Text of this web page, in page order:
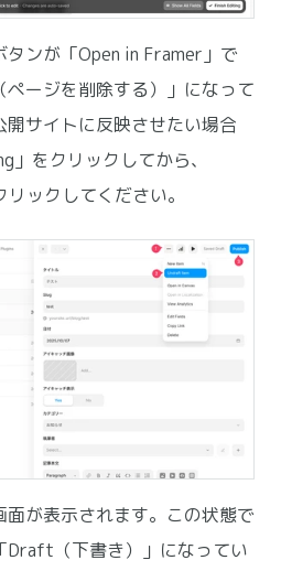
タンが「Open in Framer」で
ージを削除する）」になって
サイトに反映させたい場合
をクリックしてから、
ックしてください。
が表示されます。この状態で
Draft（下書き）」になってい